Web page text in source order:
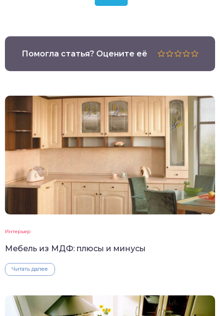
Помогла статья? Оцените её
Интерьер
Мебель из МДФ: плюсы и минусы
Читать далее